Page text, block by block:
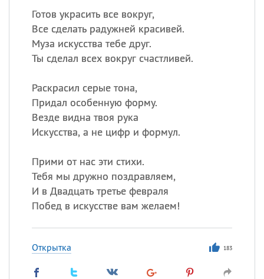
Готов украсить все вокруг,
Все сделать радужней красивей.
Муза искусства тебе друг.
Ты сделал всех вокруг счастливей.
Раскрасил серые тона,
Придал особенную форму.
Везде видна твоя рука
Искусства, а не цифр и формул.
Прими от нас эти стихи.
Тебя мы дружно поздравляем,
И в Двадцать третье февраля
Побед в искусстве вам желаем!
Открытка 183